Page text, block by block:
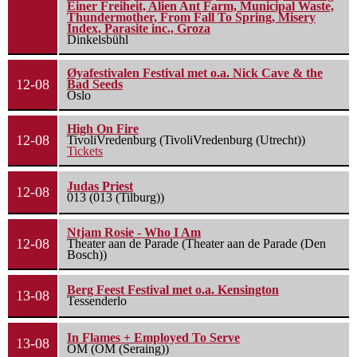
Einer Freiheit, Alien Ant Farm, Municipal Waste,
Thundermother, From Fall To Spring, Misery
Index, Parasite inc., Groza
Dinkelsbühl
12-08
Øyafestivalen Festival met o.a. Nick Cave & the
Bad Seeds
Oslo
12-08
High On Fire
TivoliVredenburg (TivoliVredenburg (Utrecht))
Tickets
12-08
Judas Priest
013 (013 (Tilburg))
12-08
Ntjam Rosie - Who I Am
Theater aan de Parade (Theater aan de Parade (Den
Bosch))
13-08
Berg Feest Festival met o.a. Kensington
Tessenderlo
13-08
In Flames + Employed To Serve
OM (OM (Seraing))